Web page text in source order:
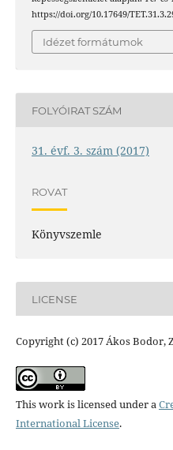
https://doi.org/10.17649/
Idézet formátumok
FOLYÓIRAT SZÁM
31. évf. 3. szám (2017)
ROVAT
Könyvszemle
LICENSE
Copyright (c) 2017 Ákos Bodor,
This work is licensed under a
International License.